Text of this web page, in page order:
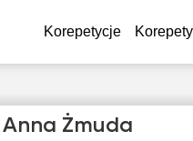
Korepetycje
Anna Żmuda